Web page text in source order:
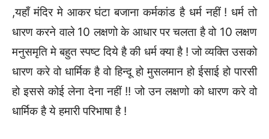
,यहाँ मंदिर मे आकर घंटा बजाना कर्मकांड है धर्म नहीं ! धर्म तो
धारण करने वाले 10 लक्षणो के आधार पर चलता है वो 10 लक्षण
मनुसमृति मे बहुत स्पष्ट दिये है की धर्म क्या है ! जो व्यक्ति उसको
धारण करे वो धार्मिक है वो हिन्दू हो मुसलमान हो ईसाई हो पारसी
हो इससे कोई लेना देना नहीं !! जो उन लक्षणो को धारण करे वो
धार्मिक है ये हमारी परिभाषा है !